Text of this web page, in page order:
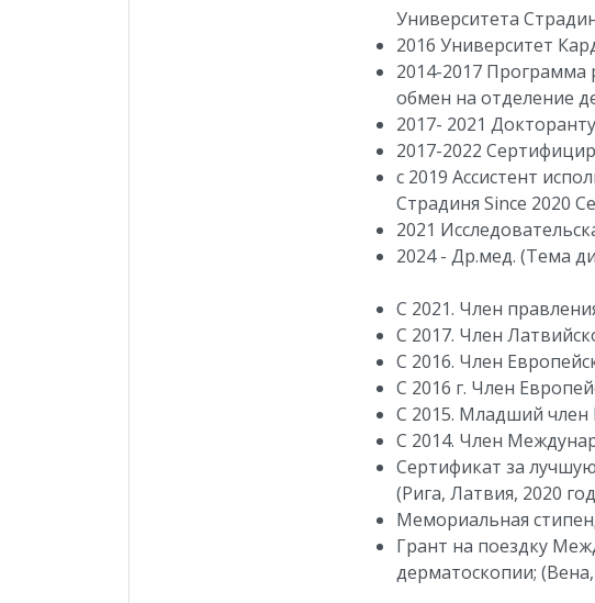
Университета
2016 Университет
2014-2017 Программа
обмен на отделение
2017- 2021
2017-2022
с 2019 Ассистент
Страдиня Since 2020
2021
2024 - Др.мед. (Тема
C 2021. Член
C 2017. Член
C 2016. Член
С 2016 г. Член
C 2015. Младший член
C 2014. Член
Сертификат за
(Рига, Латвия, 2020
Мемориальная
Грант на поездку
дерматоскопии; (Вена,